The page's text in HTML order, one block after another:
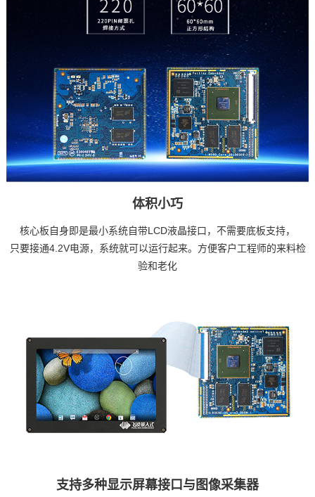
体积小巧
核心板自身即是最小系统自带LCD液晶接口，不需要底板支持，
只要接通4.2V电源，系统就可以运行起来。方便客户工程师的来料检
验和老化
支持多种显示屏幕接口与图像采集器